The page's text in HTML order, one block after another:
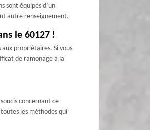
sont équipés d’un
autre renseignement.
le 60127 !
propriétaires. Si vous
de ramonage à la
concernant ce
les méthodes qui